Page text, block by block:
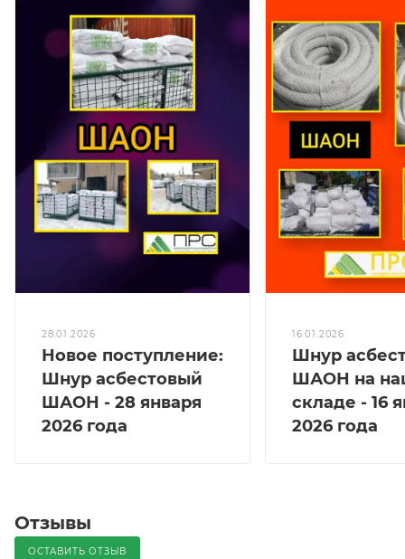
28.01.2026
Новое поступление:
Шнур асбестовый
ШАОН - 28 января
2026 года
16.01.2026
Шнур
ШАОН на
складе - 16
2026 года
Отзывы
ОСТАВИТЬ ОТЗЫВ